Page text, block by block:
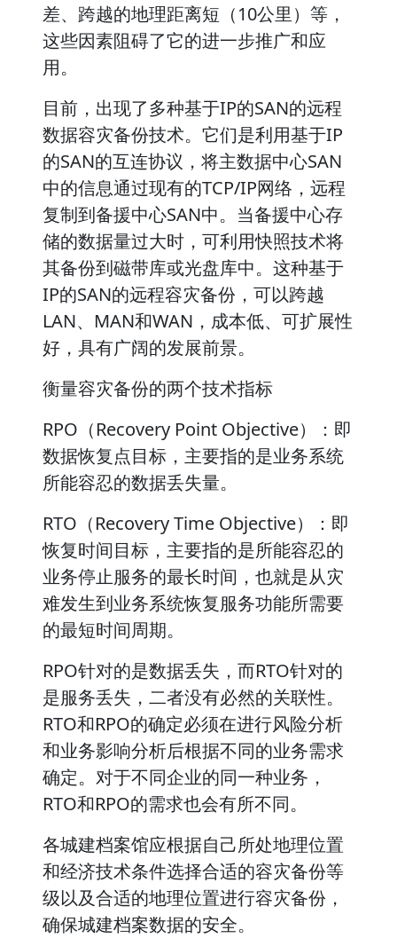
差、跨越的地理距离短（10公里）等，
这些因素阻碍了它的进一步推广和应
用。
目前，出现了多种基于IP的SAN的远程
数据容灾备份技术。它们是利用基于IP
的SAN的互连协议，将主数据中心SAN
中的信息通过现有的TCP/IP网络，远程
复制到备援中心SAN中。当备援中心存
储的数据量过大时，可利用快照技术将
其备份到磁带库或光盘库中。这种基于
IP的SAN的远程容灾备份，可以跨越
LAN、MAN和WAN，成本低、可扩展性
好，具有广阔的发展前景。
衡量容灾备份的两个技术指标
RPO（Recovery Point Objective）：即
数据恢复点目标，主要指的是业务系统
所能容忍的数据丢失量。
RTO（Recovery Time Objective）：即
恢复时间目标，主要指的是所能容忍的
业务停止服务的最长时间，也就是从灾
难发生到业务系统恢复服务功能所需要
的最短时间周期。
RPO针对的是数据丢失，而RTO针对的
是服务丢失，二者没有必然的关联性。
RTO和RPO的确定必须在进行风险分析
和业务影响分析后根据不同的业务需求
确定。对于不同企业的同一种业务，
RTO和RPO的需求也会有所不同。
各城建档案馆应根据自己所处地理位置
和经济技术条件选择合适的容灾备份等
级以及合适的地理位置进行容灾备份，
确保城建档案数据的安全。